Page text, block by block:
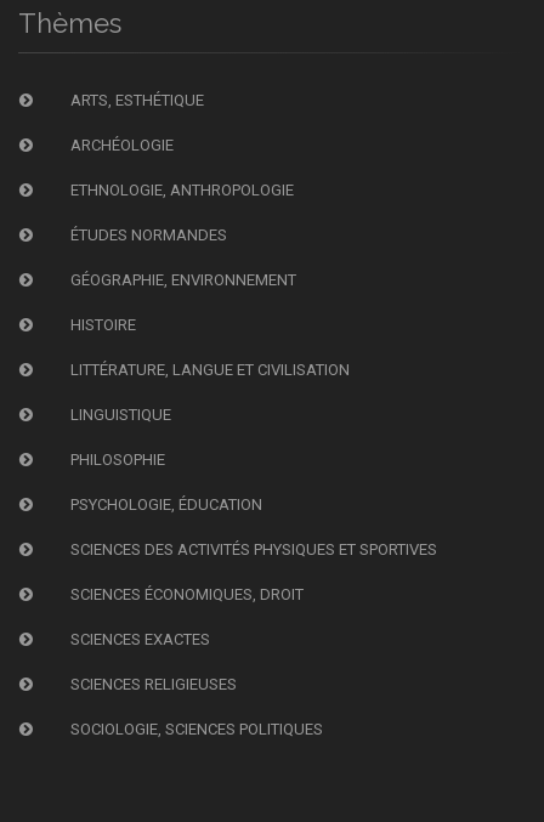
Thèmes
ARTS, ESTHÉTIQUE
ARCHÉOLOGIE
ETHNOLOGIE, ANTHROPOLOGIE
ÉTUDES NORMANDES
GÉOGRAPHIE, ENVIRONNEMENT
HISTOIRE
LITTÉRATURE, LANGUE ET CIVILISATION
LINGUISTIQUE
PHILOSOPHIE
PSYCHOLOGIE, ÉDUCATION
SCIENCES DES ACTIVITÉS PHYSIQUES ET SPORTIVES
SCIENCES ÉCONOMIQUES, DROIT
SCIENCES EXACTES
SCIENCES RELIGIEUSES
SOCIOLOGIE, SCIENCES POLITIQUES